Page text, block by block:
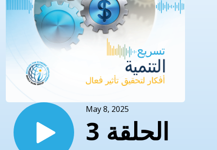
May 8, 2025
الحلقة 3